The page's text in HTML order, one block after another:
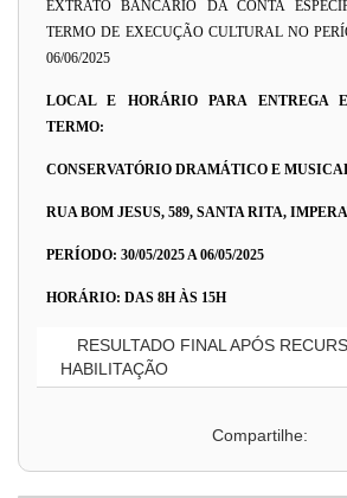
EXTRATO BANCÁRIO DA CONTA
TERMO DE EXECUÇÃO CULTURAL NO
06/06/2025
LOCAL E HORÁRIO PARA ENTREGA
TERMO:
CONSERVATÓRIO DRAMÁTICO E
RUA BOM JESUS, 589, SANTA RITA,
PERÍODO: 30/05/2025 A 06/05/2025
HORÁRIO: DAS 8H ÀS 15H
RESULTADO FINAL APÓS
HABILITAÇÃO
Compartilhe: